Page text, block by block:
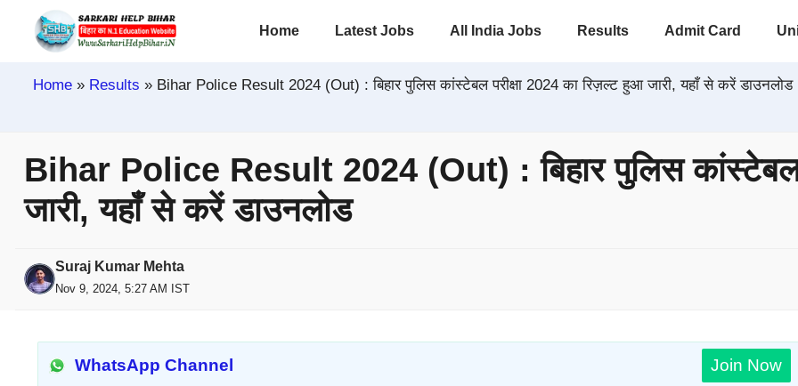
Home Latest Jobs All India Jobs Results Admit Card
Home » Results » Bihar Police Result 2024 (Out) : बिहार पुलिस कांस्टेबल परीक्षा 2024 का रिज़ल्ट हुआ जारी, यहाँ से करें डाउनलोड
Bihar Police Result 2024 (Out) : बिहार पुलिस कांस्टेबल
जारी, यहाँ से करें डाउनलोड
Suraj Kumar Mehta
Nov 9, 2024, 5:27 AM IST
WhatsApp Channel Join Now